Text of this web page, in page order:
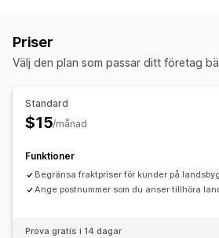
Priser
Välj den plan som passar ditt företag
Standard
$15/månad
Funktioner
Begränsa fraktpriser för kunder på
Ange postnummer som du anser tillhöra
Prova gratis i 14 dagar